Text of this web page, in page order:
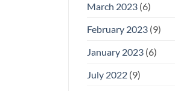
March 2023(6)
February 2023(9)
January 2023(6)
July 2022(9)